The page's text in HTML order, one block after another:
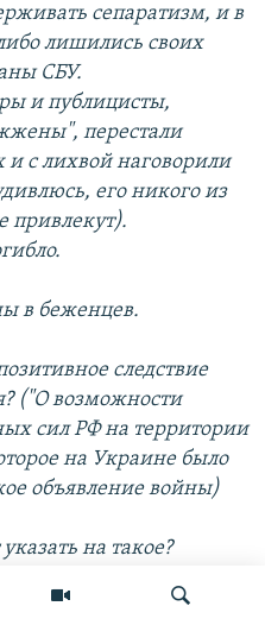
сепаратизм, и в
лишились своих
СБУ.
и публицисты,
перестали
и с лихвой наговорили
его никого из
привлекут).
в беженцев.
следствие
("О возможности
сил РФ на территории
на Украине было
объявление войны)
на такое?
что решение было